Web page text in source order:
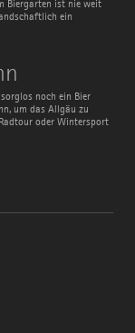
Biergarten ist nie weit
ein
noch ein Bier
um das Allgäu zu
oder Wintersport